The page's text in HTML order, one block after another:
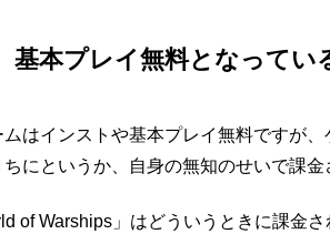
基本プレイ無料となってい
はインストや基本プレイ無料ですが
にというか、自身の無知のせいで課
of Warships」はどういうときに課金